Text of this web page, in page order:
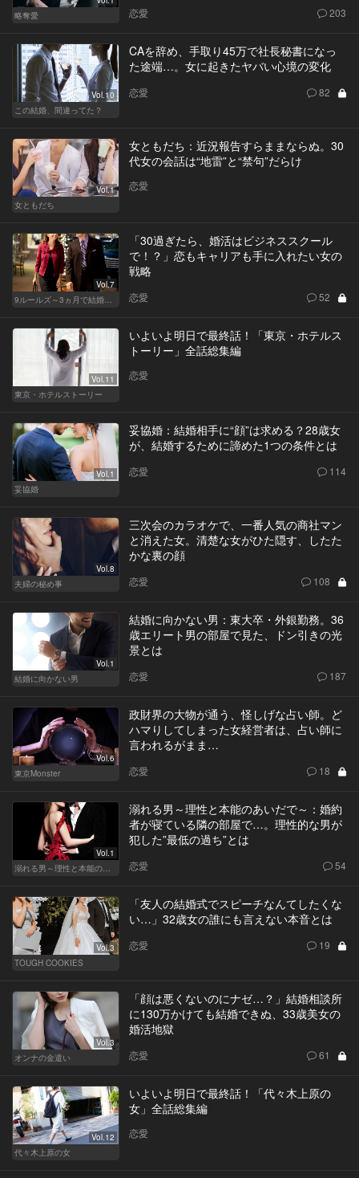
略奪愛
恋愛 203
Vol.10
この結婚、間違ってた？
CAを辞め、手取り45万で社長秘書になっ
た途端…。女に起きたヤバい心境の変化
恋愛 82
Vol.1
女ともだち
女ともだち：近況報告すらままならぬ。30
代女の会話は“地雷”と“禁句”だらけ
恋愛
Vol.7
9ルールズ～3ヵ月で結婚する方法～
「30過ぎたら、婚活はビジネススクール
で！？」恋もキャリアも手に入れたい女の
戦略
恋愛 52
Vol.11
東京・ホテルストーリー
いよいよ明日で最終話！「東京・ホテルス
トーリー」全話総集編
恋愛
Vol.1
妥協婚
妥協婚：結婚相手に“顔”は求める？28歳女
が、結婚するために諦めた1つの条件とは
恋愛 114
Vol.8
夫婦の秘め事
三次会のカラオケで、一番人気の商社マン
と消えた女。清楚な女がひた隠す、したた
かな裏の顔
恋愛 108
Vol.1
結婚に向かない男
結婚に向かない男：東大卒・外銀勤務。36
歳エリート男の部屋で見た、ドン引きの光
景とは
恋愛 187
Vol.6
東京Monster
政財界の大物が通う、怪しげな占い師。ど
ハマりしてしまった女経営者は、占い師に
言われるがまま…
恋愛 18
Vol.1
溺れる男～理性と本能のあいだで～：婚約
者が寝ている隣の部屋で…。理性的な男が
犯した”最低の過ち”とは
恋愛 54
Vol.3
TOUGH COOKIES
「友人の結婚式でスピーチなんてしたくな
い…」32歳女の誰にも言えない本音とは
恋愛 19
Vol.3
オンナの金遣い
「顔は悪くないのにナゼ…？」結婚相談所
に130万かけても結婚できぬ、33歳美女の
婚活地獄
恋愛 61
Vol.12
代々木上原の女
いよいよ明日で最終話！「代々木上原の
女」全話総集編
恋愛